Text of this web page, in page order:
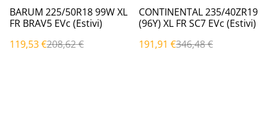
%
BARUM 225/50R18 99W XL
FR BRAV5 EVc (Estivi)
119,53 €208,62 €
%
CONTINENTAL 235/40ZR19
(96Y) XL FR SC7 EVc (Estivi)
191,91 €346,48 €